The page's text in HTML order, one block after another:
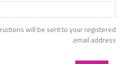
will be sent to your registered
email address.